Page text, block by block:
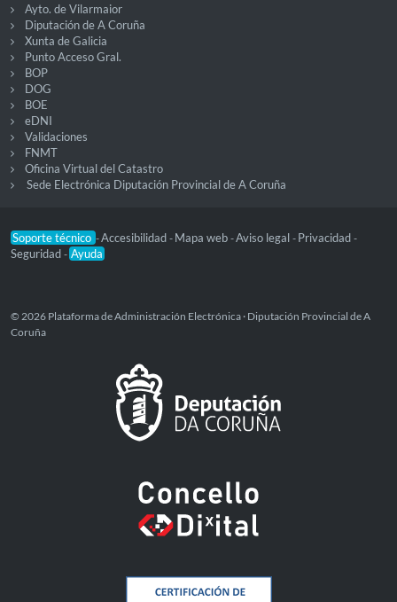
Ayto. de Vilarmaior
Diputación de A Coruña
Xunta de Galicia
Punto Acceso Gral.
BOP
DOG
BOE
eDNI
Validaciones
FNMT
Oficina Virtual del Catastro
Sede Electrónica Diputación Provincial de A Coruña
Soporte técnico -Accesibilidad - Mapa web -Aviso legal - Privacidad -
Seguridad - Ayuda
© 2026 Plataforma de Administración Electrónica · Diputación Provincial de A
Coruña